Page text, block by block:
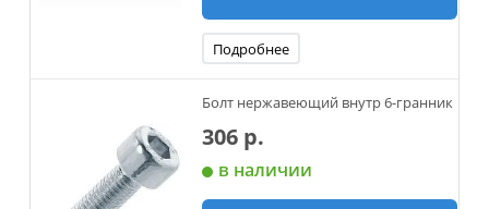
Подробнее
Болт нержавеющий внутр 6-гранник
306 р.
в наличии